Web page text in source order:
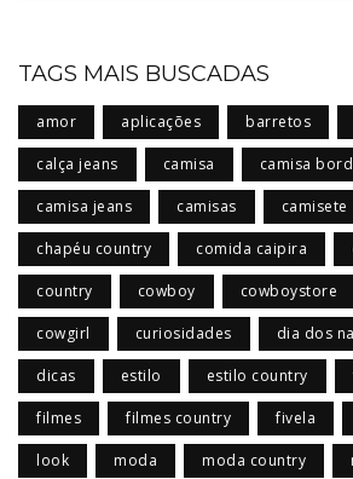
TAGS MAIS BUSCADAS
amor aplicações barretos
calça jeans camisa camisa
camisa jeans camisas camisete
chapéu country comida caipira
country cowboy cowboystore
cowgirl curiosidades dia dos
dicas estilo estilo country
filmes filmes country fivela
look moda moda country